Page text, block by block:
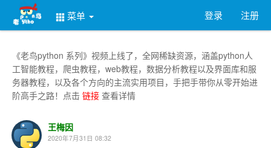
菜单 登录 注册
《老鸟python 系列》视频上线了，全网稀缺资源，涵盖python人
工智能教程，爬虫教程，web教程，数据分析教程以及界面库和服
务器教程，以及各个方向的主流实用项目，手把手带你从零开始进
阶高手之路！点击 链接 查看详情
王梅因
2020年7月31日 08:32